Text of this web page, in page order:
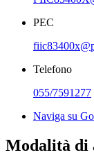
PEC
Telefono
055/7591277
Naviga su
Modalità di